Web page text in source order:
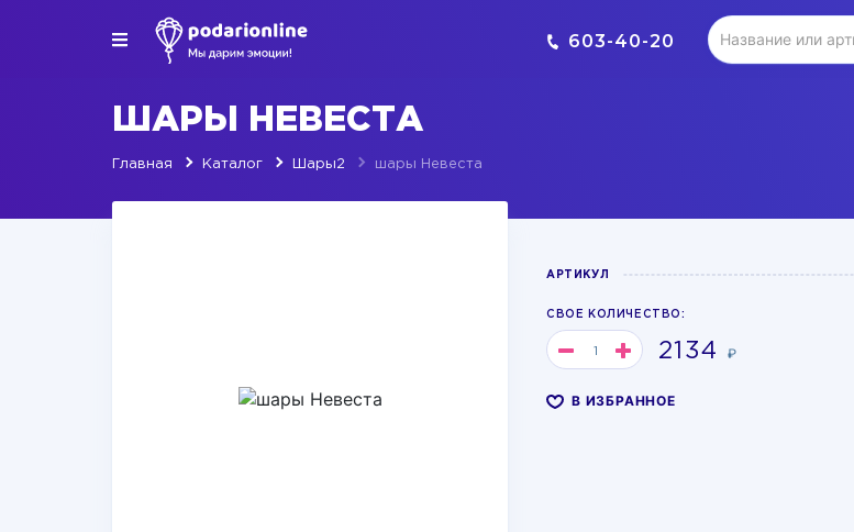
603-40-20
ШАРЫ НЕВЕСТА
Главная Каталог Шары2 шары Невеста
АРТИКУЛ
СВОЕ КОЛИЧЕСТВО:
2134 ₽
В ИЗБРАННОЕ